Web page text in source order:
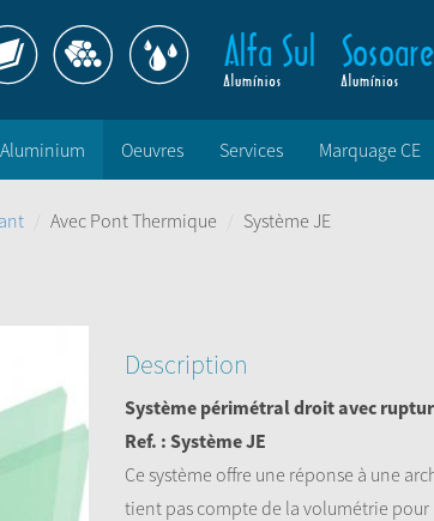
Oeuvres Services Marquage CE
Avec Pont Thermique Système JE
Description
Système périmétral droit avec
Ref. : Système JE
Ce système offre une réponse à une
tient pas compte de la volumétrie pour